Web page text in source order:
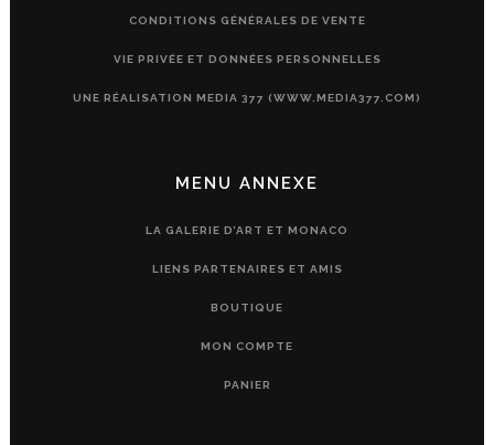
CONDITIONS GÉNÉRALES DE VENTE
VIE PRIVÉE ET DONNÉES PERSONNELLES
UNE RÉALISATION MEDIA 377 (WWW.MEDIA377.COM)
MENU ANNEXE
LA GALERIE D’ART ET MONACO
LIENS PARTENAIRES ET AMIS
BOUTIQUE
MON COMPTE
PANIER